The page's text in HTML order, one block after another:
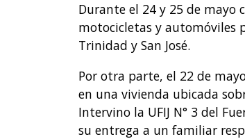
Durante el 24 y 25 de mayo
motocicletas y automóviles
Trinidad y San José.
Por otra parte, el 22 de
en una vivienda ubicada
Intervino la UFIJ N° 3 del
su entrega a un familiar